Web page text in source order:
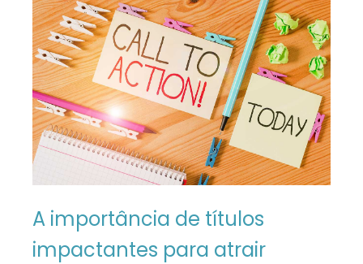
A importância de títulos
impactantes para atrair